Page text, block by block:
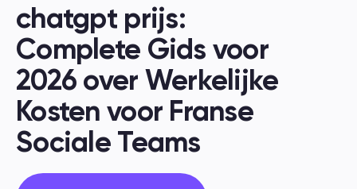
chatgpt prijs:
Complete Gids voor
2026 over Werkelijke
Kosten voor Franse
Sociale Teams